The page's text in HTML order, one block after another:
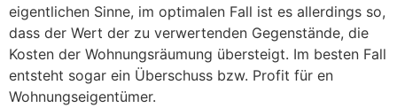
eigentlichen Sinne, im optimalen Fall ist es allerdings so,
dass der Wert der zu verwertenden Gegenstände, die
Kosten der Wohnungsräumung übersteigt. Im besten Fall
entsteht sogar ein Überschuss bzw. Profit für en
Wohnungseigentümer.